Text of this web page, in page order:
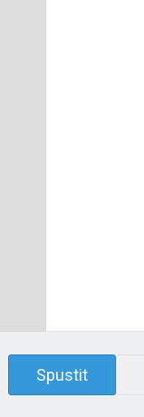
Spustit